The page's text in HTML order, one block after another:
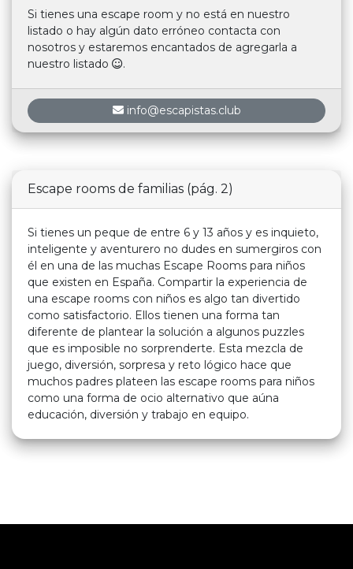
Si tienes una escape room y no está en nuestro
listado o hay algún dato erróneo contacta con
nosotros y estaremos encantados de agregarla a
nuestro listado
.
info@escapistas.club
Escape rooms de familias (pág. 2)
Si tienes un peque de entre 6 y 13 años y es inquieto,
inteligente y aventurero no dudes en sumergiros con
él en una de las muchas Escape Rooms para niños
que existen en España. Compartir la experiencia de
una escape rooms con niños es algo tan divertido
como satisfactorio. Ellos tienen una forma tan
diferente de plantear la solución a algunos puzzles
que es imposible no sorprenderte. Esta mezcla de
juego, diversión, sorpresa y reto lógico hace que
muchos padres plateen las escape rooms para niños
como una forma de ocio alternativo que aúna
educación, diversión y trabajo en equipo.